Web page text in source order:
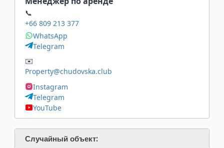
📞
+66 809 213 377
WhatsApp
Telegram
✉️
Property@chudovska.club
Instagram
Telegram
YouTube
Случайный объект: